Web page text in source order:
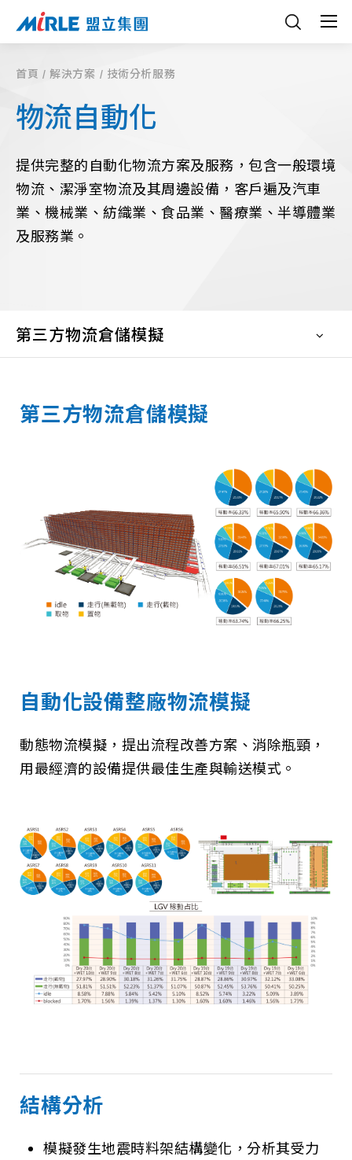
首頁 解決方案 技術分析服務
物流自動化
提供完整的自動化物流方案及服務，包含一般環境
物流、潔淨室物流及其周邊設備，客戶遍及汽車
業、機械業、紡織業、食品業、醫療業、半導體業
及服務業。
第三方物流倉儲模擬
第三方物流倉儲模擬
自動化設備整廠物流模擬
動態物流模擬，提出流程改善方案、消除瓶頸，
用最經濟的設備提供最佳生產與輸送模式。
結構分析
模擬發生地震時料架結構變化，分析其受力